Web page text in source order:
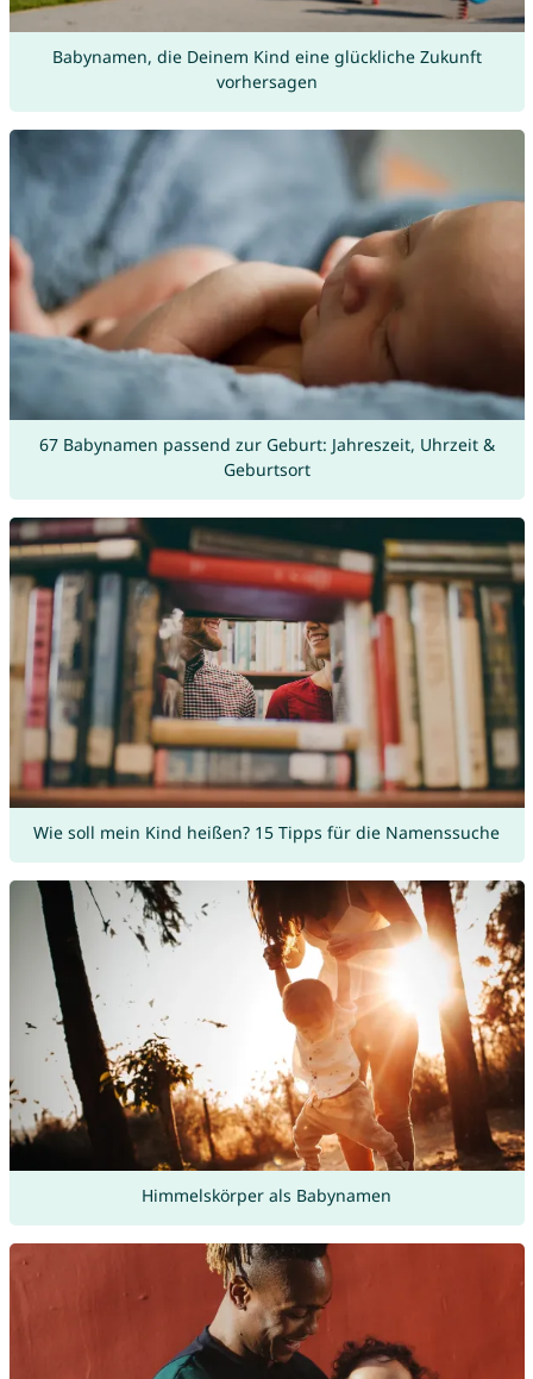
Babynamen, die Deinem Kind eine glückliche Zukunft
vorhersagen
67 Babynamen passend zur Geburt: Jahreszeit, Uhrzeit &
Geburtsort
Wie soll mein Kind heißen? 15 Tipps für die Namenssuche
Himmelskörper als Babynamen